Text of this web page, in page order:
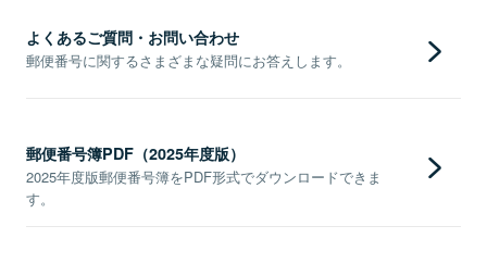
よくあるご質問・お問い合わせ
郵便番号に関するさまざまな疑問にお答えします。
郵便番号簿PDF（2025年度版）
2025年度版郵便番号簿をPDF形式でダウンロードできま
す。